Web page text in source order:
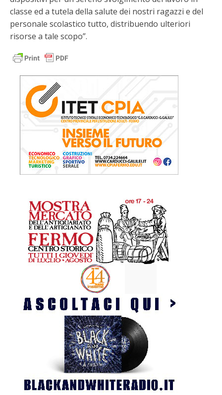
classe ed a tutela della salute dei nostri ragazzi e del
personale scolastico tutto, distribuendo ulteriori
risorse a tale scopo”.